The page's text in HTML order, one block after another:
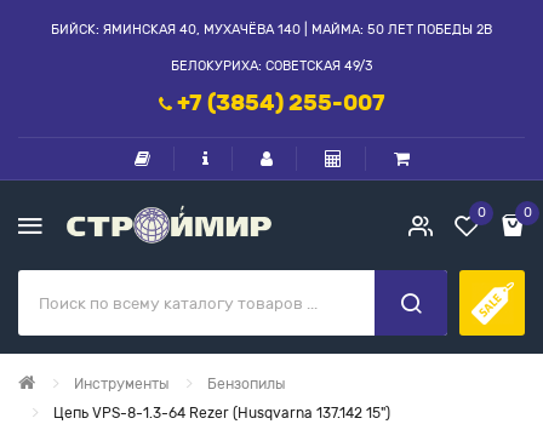
БИЙСК: ЯМИНСКАЯ 40, МУХАЧЁВА 140 | МАЙМА: 50 ЛЕТ ПОБЕДЫ 2В
БЕЛОКУРИХА: СОВЕТСКАЯ 49/3
+7 (3854) 255-007
0 0
Инструменты
Бензопилы
Цепь VPS-8-1.3-64 Rezer (Husqvarna 137.142 15")